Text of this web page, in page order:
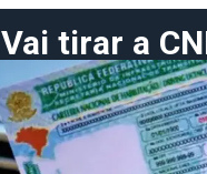
Vai tirar a